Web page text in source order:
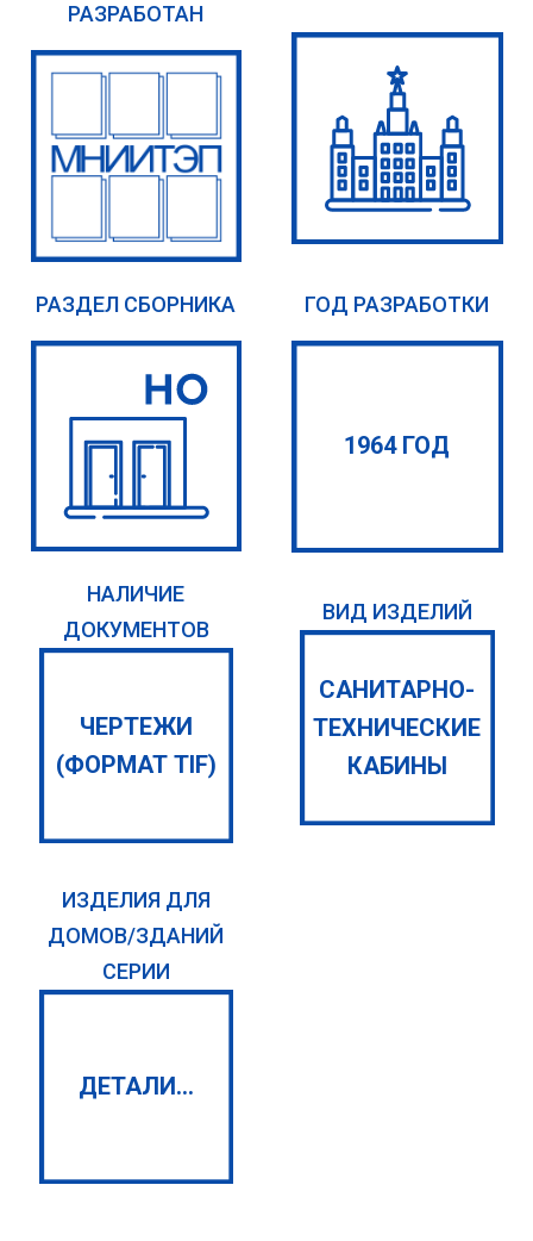
РАЗРАБОТАН
РАЗДЕЛ СБОРНИКА ГОД РАЗРАБОТКИ
1964 ГОД
НАЛИЧИЕ
ДОКУМЕНТОВ
ЧЕРТЕЖИ
(ФОРМАТ TIF)
ВИД ИЗДЕЛИЙ
САНИТАРНО-
ТЕХНИЧЕСКИЕ
КАБИНЫ
ИЗДЕЛИЯ ДЛЯ
ДОМОВ/ЗДАНИЙ
СЕРИИ
ДЕТАЛИ...